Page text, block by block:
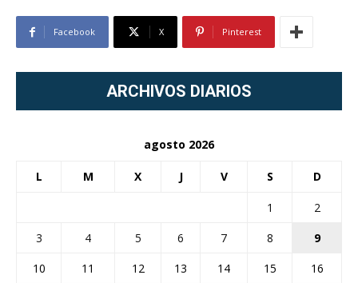
Facebook X Pinterest
ARCHIVOS DIARIOS
agosto 2026
L M X J V S D
1
2
3
4 5 6 7 8
9
10
11 12 13 14 15
16